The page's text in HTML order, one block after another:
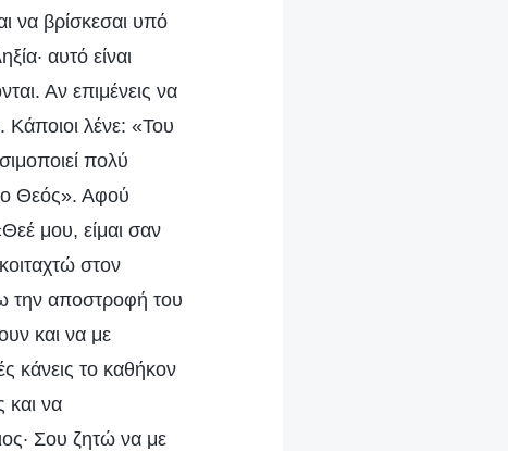
να βρίσκεσαι υπό
αυτό είναι
Αν επιμένεις να
Κάποιοι λένε: «Του
πολύ
ο Θεός». Αφού
μου, είμαι σαν
στον
την αποστροφή του
και να με
κάνεις το καθήκον
και να
Σου ζητώ να με